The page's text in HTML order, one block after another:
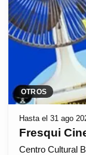
OTROS
Hasta el 31 ago
Fresqui
Centro Cultural